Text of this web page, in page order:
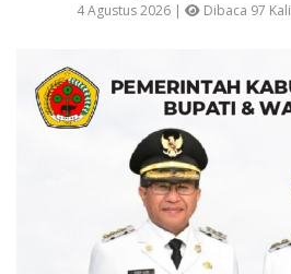
4 Agustus 2026 | Dibaca 97 Kali